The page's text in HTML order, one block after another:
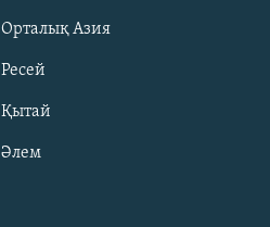
Орталық Азия
Ресей
Қытай
Әлем